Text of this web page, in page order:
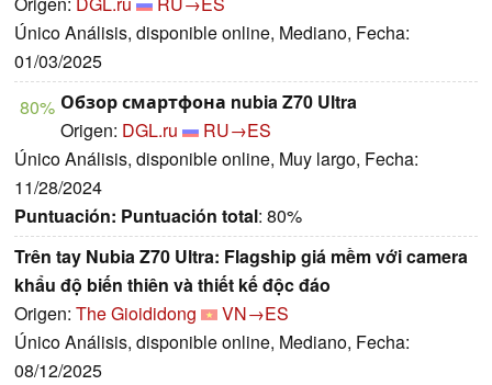
Único Análisis, disponible online, Mediano, Fecha:
01/03/2025
80% Обзор смартфона nubia Z70 Ultra
Origen: DGL.ru
RU→ES
Único Análisis, disponible online, Muy largo, Fecha:
11/28/2024
Puntuación: Puntuación total: 80%
Trên tay Nubia Z70 Ultra: Flagship giá mềm với camera
khẩu độ biến thiên và thiết kế độc đáo
Origen: The Gioididong
VN→ES
Único Análisis, disponible online, Mediano, Fecha:
08/12/2025